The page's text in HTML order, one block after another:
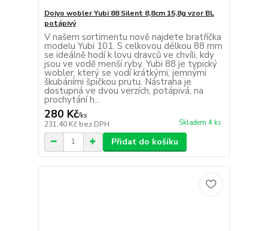
Doiyo wobler Yubi 88 Silent 8,8cm 15,8g vzor BL
potápivý
V našem sortimentu nově najdete bratříčka
modelu Yubi 101. S celkovou délkou 88 mm
se ideálně hodí k lovu dravců ve chvíli, kdy
jsou ve vodě menší ryby. Yubi 88 je typický
wobler, který se vodí krátkými, jemnými
škubáními špičkou prutu. Nástraha je
dostupná ve dvou verzích, potápivá, na
prochytání h...
280 Kč/ks
231,40 Kč bez DPH Skladem 4 ks
Přidat do košíku